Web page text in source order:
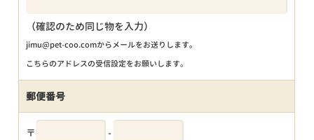
（確認のため同じ物を入力）
jimu@pet-coo.comからメールをお送りします。
こちらのアドレスの受信設定をお願いします。
郵便番号
〒 -